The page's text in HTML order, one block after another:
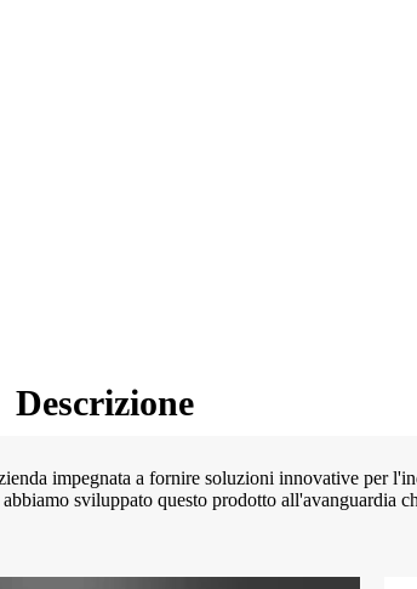
Descrizione
impegnata a fornire soluzioni innovative per
sviluppato questo prodotto all'avanguardia